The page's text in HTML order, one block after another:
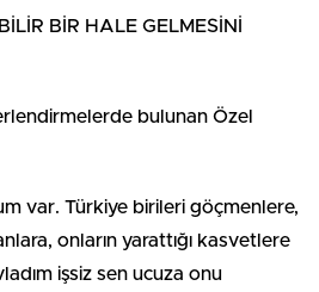
BİR HALE GELMESİNİ
bulunan Özel
var. Türkiye birileri göçmenlere,
onların yarattığı kasvetlere
işsiz sen ucuza onu